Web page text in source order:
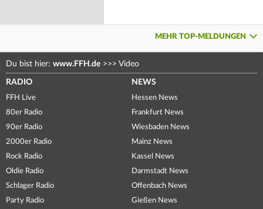
MEHR TOP-MELDUNGEN
Du bist hier: www.FFH.de >>> Video
RADIO
FFH Live
80er Radio
90er Radio
2000er Radio
Rock Radio
Oldie Radio
Schlager Radio
Party Radio
NEWS
Hessen News
Frankfurt News
Wiesbaden News
Mainz News
Kassel News
Darmstadt News
Offenbach News
Gießen News